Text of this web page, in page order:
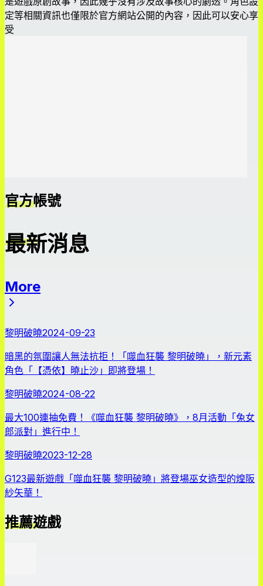
定等相關資訊也僅限於官方網站公開的內容，因此可以安心享
受
官方帳號
最新消息
More
黎明破曉2024-09-23
暗黑的氛圍讓人無法抗拒！「噬血狂襲 黎明破曉」，新元素
角色「【憑依】曉止沙」即將登場！
黎明破曉2024-08-22
最大100連抽免費！《噬血狂襲 黎明破曉》，8月活動「兔女
郎派對」進行中！
黎明破曉2023-12-28
G123最新遊戲「噬血狂襲 黎明破曉」將登場巫女造型的煌阪
紗矢華！
推薦遊戲